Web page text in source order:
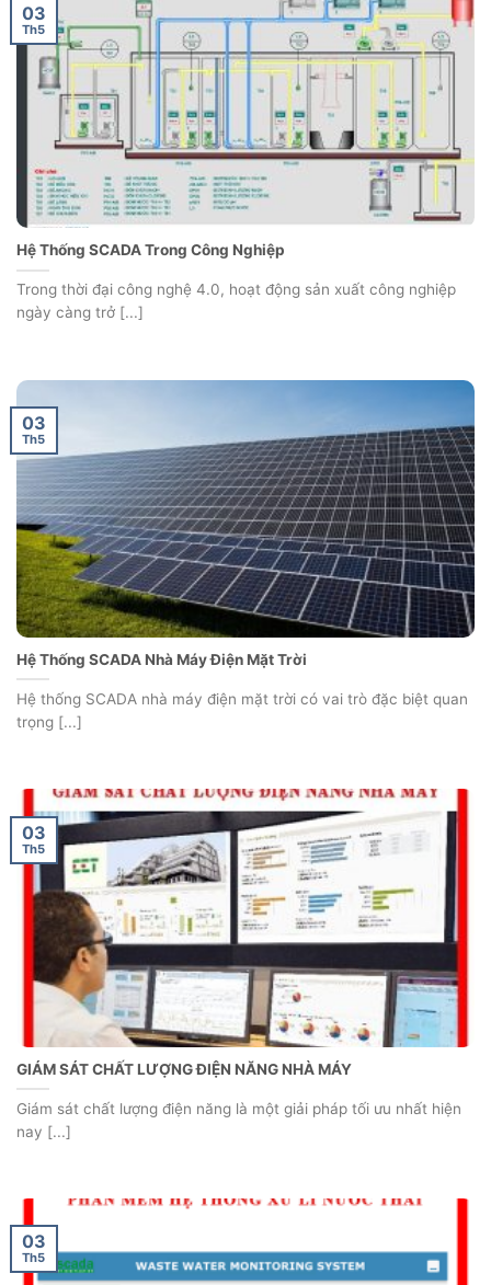
Hệ Thống SCADA Trong Công Nghiệp
Trong thời đại công nghệ 4.0, hoạt động sản xuất công nghiệp
ngày càng trở [...]
03
Th5
Hệ Thống SCADA Nhà Máy Điện Mặt Trời
Hệ thống SCADA nhà máy điện mặt trời có vai trò đặc biệt quan
trọng [...]
03
Th5
GIÁM SÁT CHẤT LƯỢNG ĐIỆN NĂNG NHÀ MÁY
Giám sát chất lượng điện năng là một giải pháp tối ưu nhất hiện
nay [...]
03
Th5
03
Th5